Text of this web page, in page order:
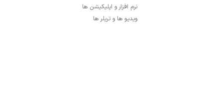
نرم افزار و اپلیکیشن ها
ویدیو ها و تریلر ها